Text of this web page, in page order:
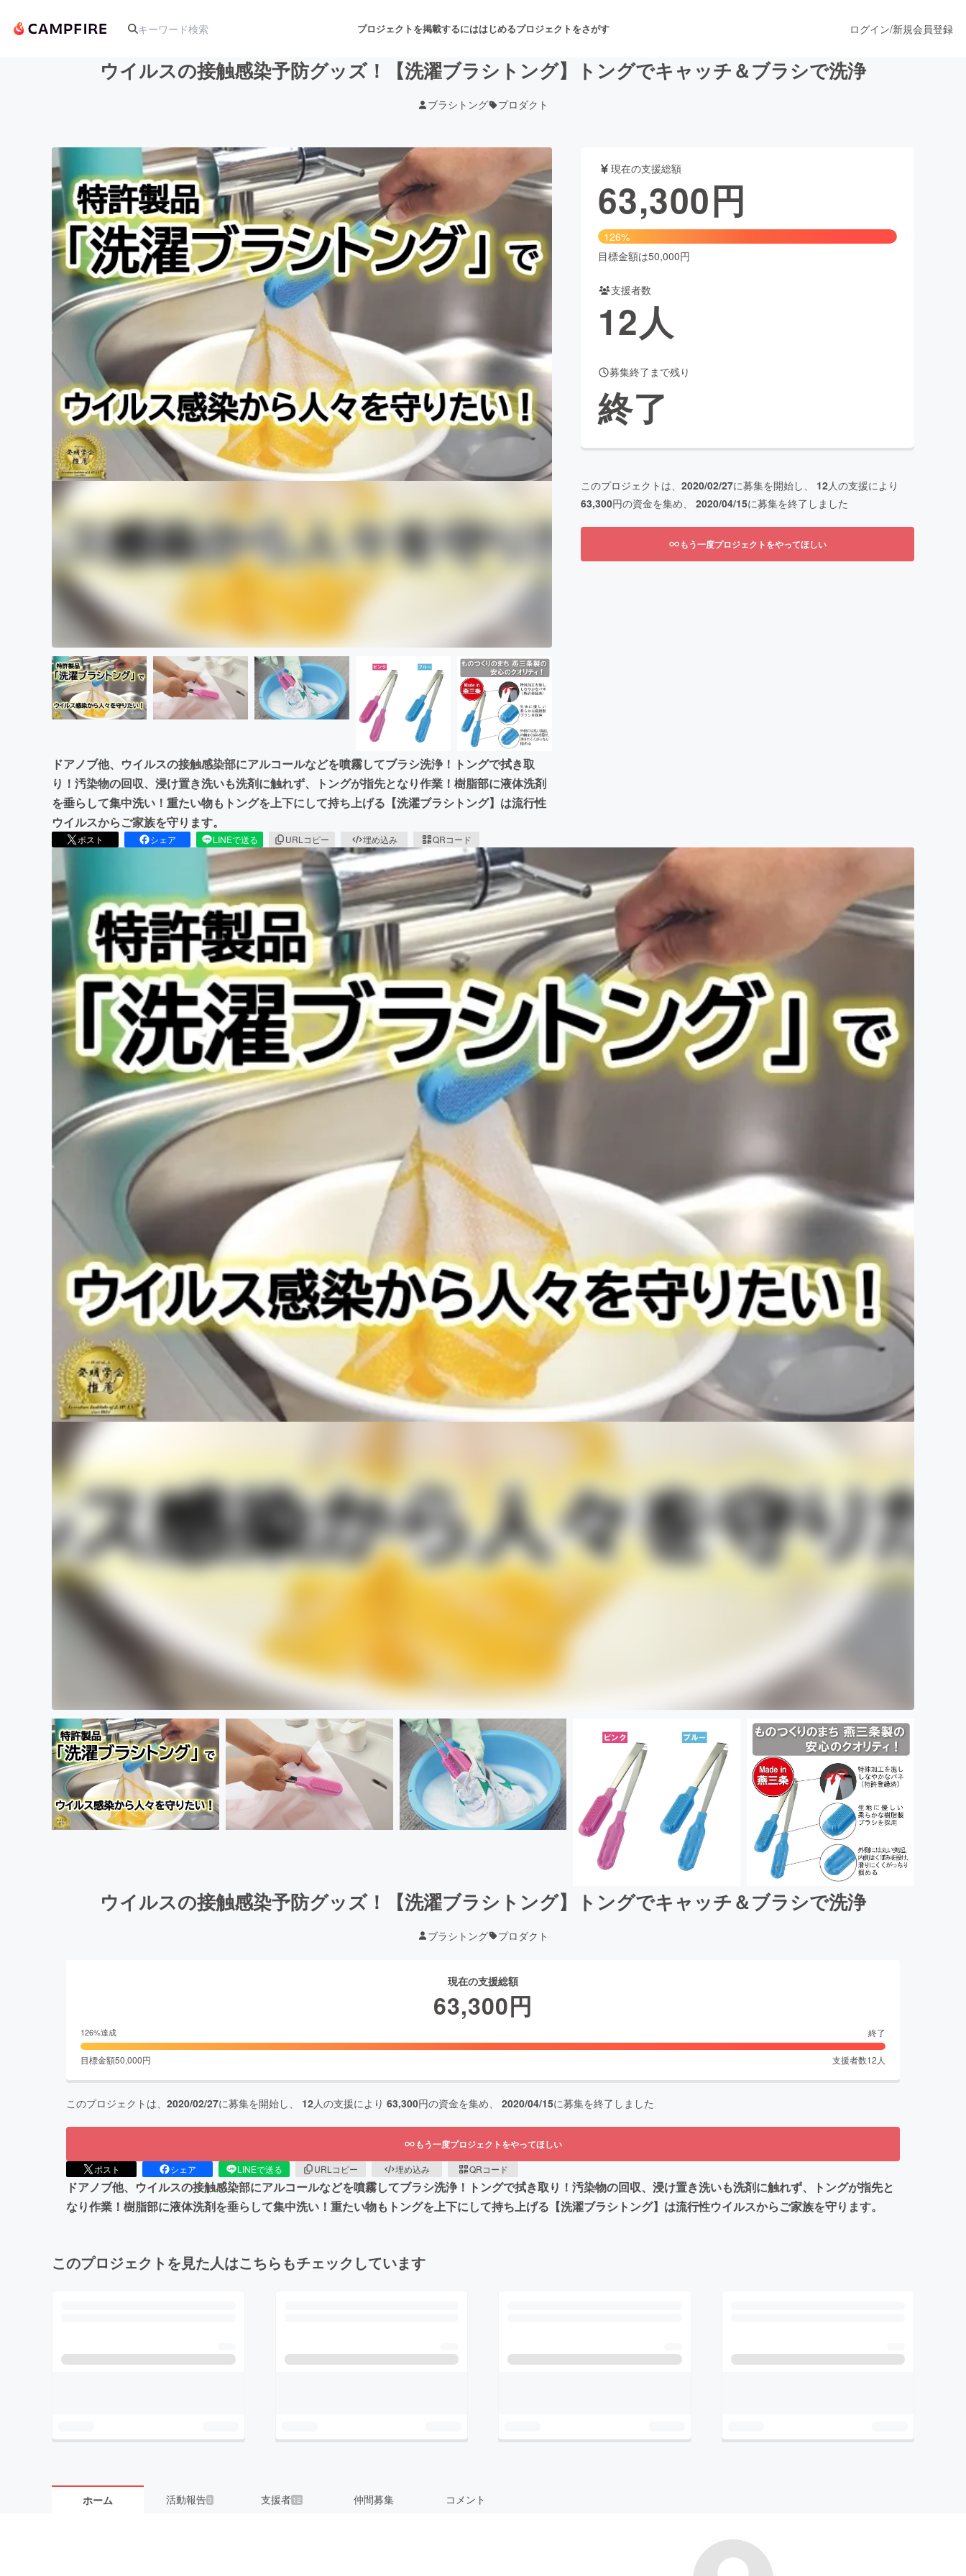
プロジェクトを掲載するにははじめるプロジェクトをさがす
アート・写真 音楽 舞台・パフォーマンス
テクノロジー・ガジェット ゲーム・サービス開発 ファッション
映像・映画 書籍・雑誌出版 アニメ・漫画
ビジネス・起業 ビューティー・ヘルスケア
まちづくり・地域活性化
CAMPFIRE for Social Good
CAMPFIRE Creation
CAMPFIREふるさと納税 machi-ya コミュニティ
ログイン/新規会員登録
ウイルスの接触感染予防グッズ！【洗濯ブラシトング】トングでキャッチ＆ブラシで洗浄
ブラシトング プロダクト
ドアノブ他、ウイルスの接触感染部にアルコールなどを噴霧してブラシ洗浄！トングで拭き取
り！汚染物の回収、浸け置き洗いも洗剤に触れず、トングが指先となり作業！樹脂部に液体洗剤
を垂らして集中洗い！重たい物もトングを上下にして持ち上げる【洗濯ブラシトング】は流行性
ウイルスからご家族を守ります。
ポスト シェア LINEで送る URLコピー 埋め込み QRコード
現在の支援総額
63,300円
126%
目標金額は50,000円
支援者数
12人
募集終了まで残り
終了
このプロジェクトは、 2020/02/27に募集を開始し、 12人の支援により
63,300円の資金を集め、 2020/04/15に募集を終了しました
もう一度プロジェクトをやってほしい
ウイルスの接触感染予防グッズ！【洗濯ブラシトング】トングでキャッチ＆ブラシで洗浄
ブラシトング プロダクト
現在の支援総額
63,300円
126%達成 終了
目標金額50,000円 支援者数12 人
このプロジェクトは、 2020/02/27に募集を開始し、 12人の支援により 63,300円の資金を集め、 2020/04/15に募集を終了しました
もう一度プロジェクトをやってほしい
ポスト シェア LINEで送る URLコピー 埋め込み QRコード
ドアノブ他、ウイルスの接触感染部にアルコールなどを噴霧してブラシ洗浄！トングで拭き取り！汚染物の回収、浸け置き洗いも洗剤に触れず、トングが指先と
なり作業！樹脂部に液体洗剤を垂らして集中洗い！重たい物もトングを上下にして持ち上げる【洗濯ブラシトング】は流行性ウイルスからご家族を守ります。
このプロジェクトを見た人はこちらもチェックしています
ホーム 活動報告3 支援者 12 仲間募集 コメント